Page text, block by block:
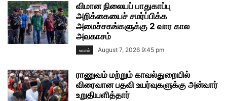
விமான நிலையப் பாதுகாப்பு
அறிக்கையைச் சமர்ப்பிக்க
அமைச்சகங்களுக்கு 2 வார கால
அவகாசம்
உலகம் August 7, 2026 9:45 pm
ராணுவம் மற்றும் காவல்துறையில்
விரைவான பதவி உயர்வுகளுக்கு அன்வார்
உறுதியளித்தார்